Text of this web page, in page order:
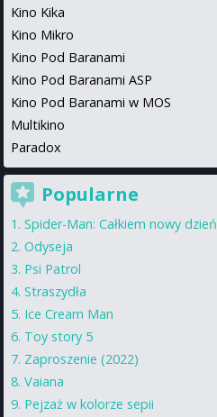
Kino Kika
Kino Mikro
Kino Pod Baranami
Kino Pod Baranami ASP
Kino Pod Baranami w MOS
Multikino
Paradox
Popularne
Spider-Man: Całkiem nowy dzień
Odyseja
Psi Patrol
Straszydła
Ice Cream Man
Toy story 5
Zaproszenie (2022)
Vaiana
Pejzaż w kolorze sepii